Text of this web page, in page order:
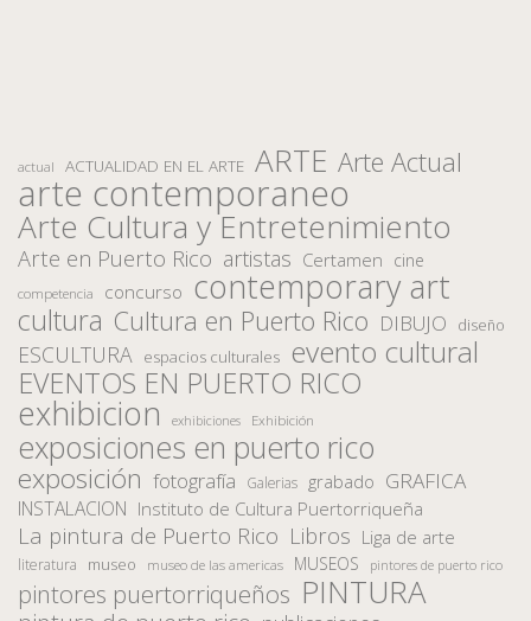
actual ACTUALIDAD EN EL ARTE ARTE Arte Actual
arte contemporaneo
Arte Cultura y Entretenimiento
Arte en Puerto Rico artistas Certamen cine
competencia concurso contemporary art
cultura Cultura en Puerto Rico DIBUJO diseño
ESCULTURA espacios culturales evento cultural
EVENTOS EN PUERTO RICO
exhibicion exhibiciones Exhibición
exposiciones en puerto rico
exposición fotografía Galerias grabado GRAFICA
INSTALACION Instituto de Cultura Puertorriqueña
La pintura de Puerto Rico Libros Liga de arte
literatura museo museo de las americas MUSEOS pintores de puerto rico
pintores puertorriqueños PINTURA